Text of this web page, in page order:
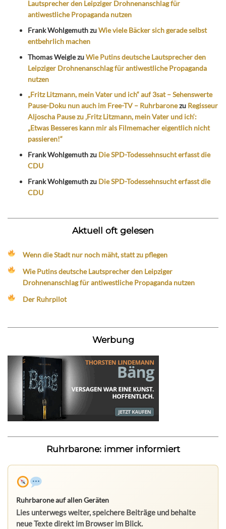
Lautsprecher den Leipziger Drohnenanschlag für
antiwestliche Propaganda nutzen
Frank WohlgemuthzuWie viele Bäcker sich gerade selbst
entbehrlich machen
Thomas WeiglezuWie Putins deutsche Lautsprecher den
Leipziger Drohnenanschlag für antiwestliche Propaganda
nutzen
„Fritz Litzmann, mein Vater und ich“ auf 3sat – Sehenswerte
Pause-Doku nun auch im Free-TV – Ruhrbaronezu Regisseur
Aljoscha Pause zu ‚Fritz Litzmann, mein Vater und ich‘:
„Etwas Besseres kann mir als Filmemacher eigentlich nicht
passieren!“
Frank Wohlgemuthzu Die SPD-Todessehnsucht erfasst die
CDU
Frank Wohlgemuthzu Die SPD-Todessehnsucht erfasst die
CDU
Aktuell oft gelesen
Wenn die Stadt nur noch mäht, statt zu pflegen
Wie Putins deutsche Lautsprecher den Leipziger
Drohnenanschlag für antiwestliche Propaganda nutzen
Der Ruhrpilot
Werbung
Ruhrbarone: immer informiert
Ruhrbarone auf allen Geräten
Lies unterwegs weiter, speichere Beiträge und behalte
neue Texte direkt im Browser im Blick.